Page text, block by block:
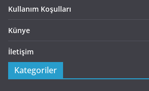
Kullanım Koşulları
Künye
İletişim
Kategoriler